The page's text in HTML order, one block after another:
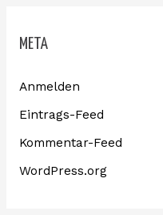
META
Anmelden
Eintrags-Feed
Kommentar-Feed
WordPress.org